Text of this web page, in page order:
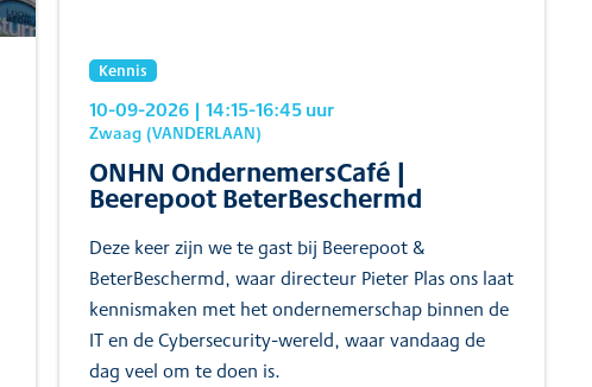
Kennis
10-09-2026 | 14:15-16:45uur
Zwaag (VANDERLAAN)
ONHN OndernemersCafé |
Beerepoot BeterBeschermd
Deze keer zijn we te gast bij Beerepoot &
BeterBeschermd, waar directeur Pieter Plas ons laat
kennismaken met het ondernemerschap binnen de
IT en de Cybersecurity-wereld, waar vandaag de
dag veel om te doen is.